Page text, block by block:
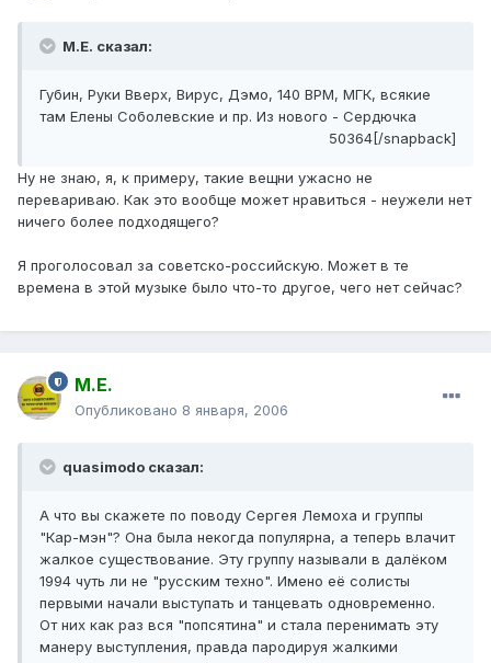
М.Е. сказал:
Губин, Руки Вверх, Вирус, Дэмо, 140 ВРМ, МГК, всякие
там Елены Соболевские и пр. Из нового - Сердючка
50364[/snapback]
Ну не знаю, я, к примеру, такие вещни ужасно не
перевариваю. Как это вообще может нравиться - неужели нет
ничего более подходящего?
Я проголосовал за советско-российскую. Может в те
времена в этой музыке было что-то другое, чего нет сейчас?
М.Е.
Опубликовано 8 января, 2006
quasimodo сказал:
А что вы скажете по поводу Сергея Лемоха и группы
"Кар-мэн"? Она была некогда популярна, а теперь влачит
жалкое существование. Эту группу называли в далёком
1994 чуть ли не "русским техно". Имено её солисты
первыми начали выступать и танцевать одновременно.
От них как раз вся "попсятина" и стала перенимать эту
манеру выступления, правда пародируя жалкими